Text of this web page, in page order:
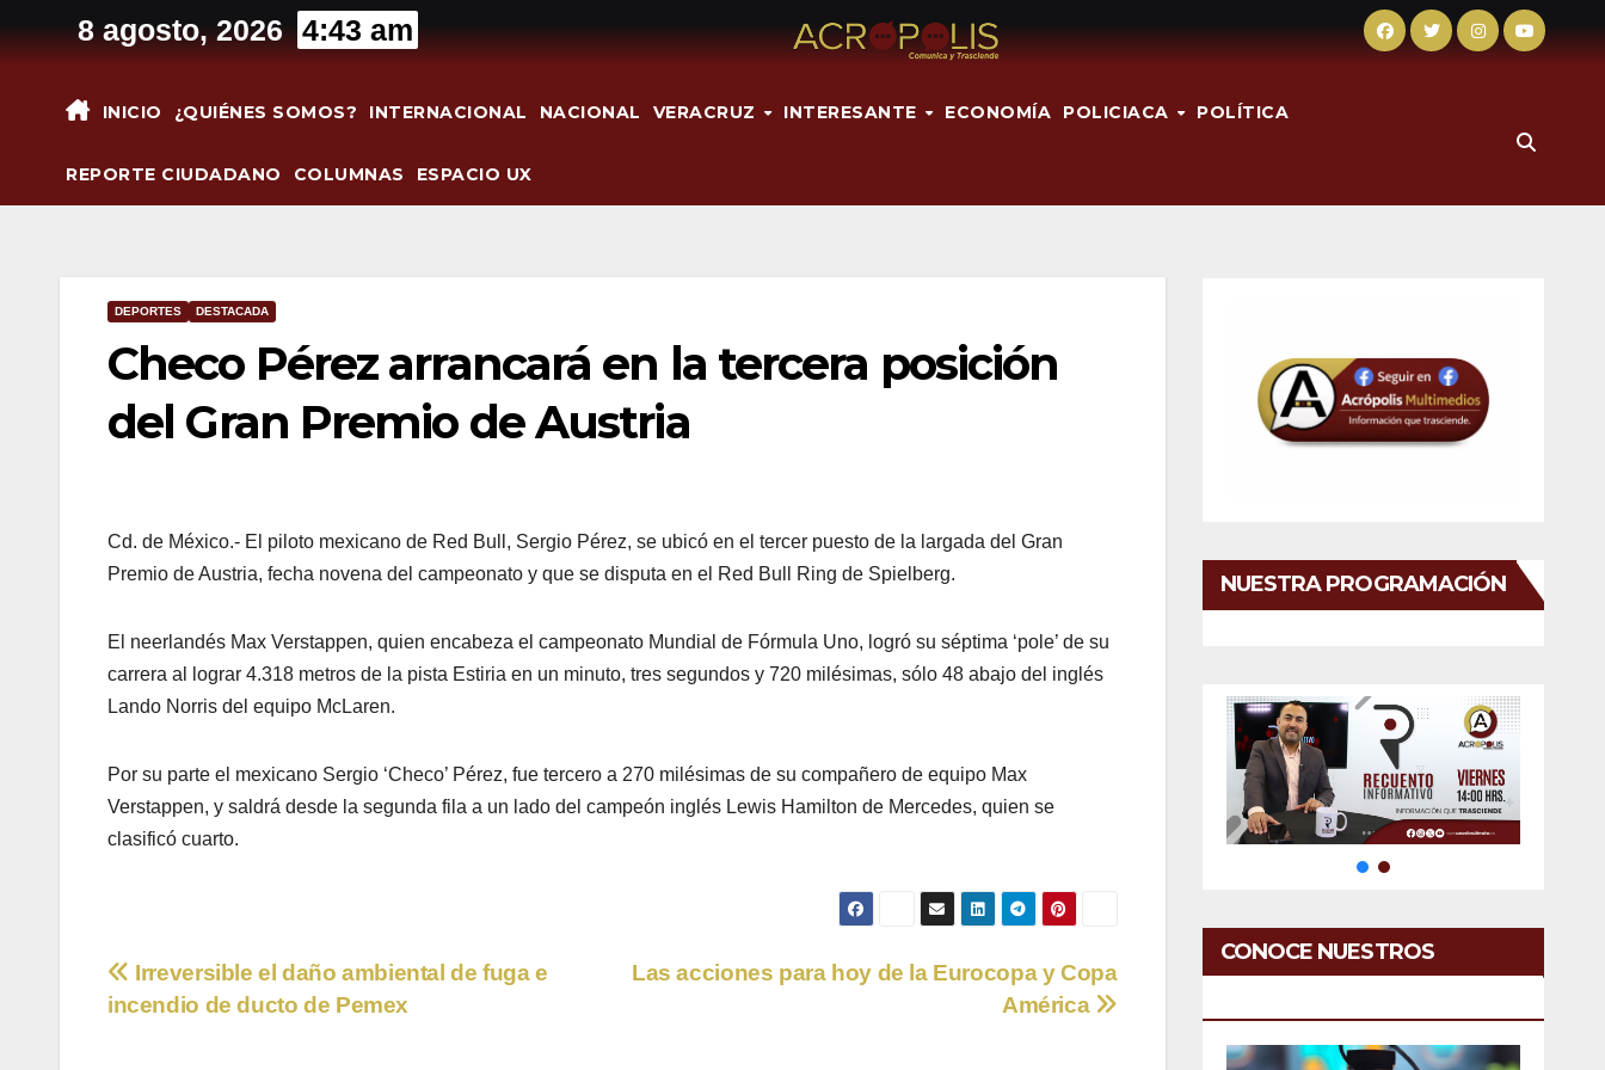
al
8 agosto, 2026 4:43 am
INICIO ¿QUIÉNES SOMOS? INTERNACIONAL NACIONAL VERACRUZ INTERESANTE ECONOMÍA POLICIACA POLÍTICA
REPORTE CIUDADANO COLUMNAS ESPACIO UX
DEPORTES DESTACADA
Checo Pérez arrancará en la tercera posición
del Gran Premio de Austria
Cd. de México.- El piloto mexicano de Red Bull, Sergio Pérez, se ubicó en el tercer puesto de la largada del Gran
Premio de Austria, fecha novena del campeonato y que se disputa en el Red Bull Ring de Spielberg.
El neerlandés Max Verstappen, quien encabeza el campeonato Mundial de Fórmula Uno, logró su séptima ‘pole’ de su
carrera al lograr 4.318 metros de la pista Estiria en un minuto, tres segundos y 720 milésimas, sólo 48 abajo del inglés
Lando Norris del equipo McLaren.
Por su parte el mexicano Sergio ‘Checo’ Pérez, fue tercero a 270 milésimas de su compañero de equipo Max
Verstappen, y saldrá desde la segunda fila a un lado del campeón inglés Lewis Hamilton de Mercedes, quien se
clasificó cuarto.
Navegación
Las acciones para hoy de la Eurocopa y Copa
América
Irreversible el daño ambiental de fuga e
incendio de ducto de Pemex
NUESTRA PROGRAMACIÓN
CONOCE NUESTROS